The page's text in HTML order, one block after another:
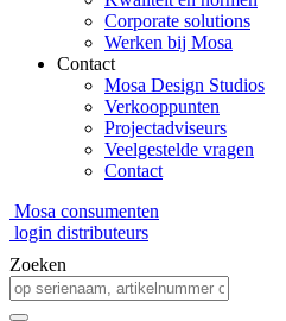
Corporate solutions
Werken bij Mosa
Contact
Mosa Design Studios
Verkooppunten
Projectadviseurs
Veelgestelde vragen
Contact
Mosa consumenten
login distributeurs
Zoeken